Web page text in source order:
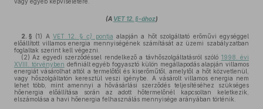
(A VET 12. §-ához)
2. § (1) AVET 12. §c) pontja alapján a hőt szolgáltató erőművi egységgel
előállított villamos energia mennyiségének számítását az üzemi szabályzatban
foglaltak szerint kell végezni.
(2) Az egyedi szerződéssel rendelkező a távhőszolgáltatásról szóló 1998. évi
XVIII. törvényben definiált egyéb fogyasztó külön megállapodás alapján villamos
energiát vásárolhat attól a termelőtől és kiserőműtől, amelytől a hőt közvetlenül,
vagy hőszolgáltatón keresztül veszi igénybe. A vásárolt villamos energia nem
lehet több, mint amennyi a hővásárlási szerződés teljesítéséhez szükséges
hőenergia előállítása során az adott hőtermelőnél kapcsoltan keletkezik,
elszámolása a havi hőenergia felhasználás mennyisége arányában történik.